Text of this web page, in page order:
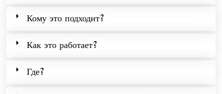
Кому это подходит?
Как это работает?
Где?